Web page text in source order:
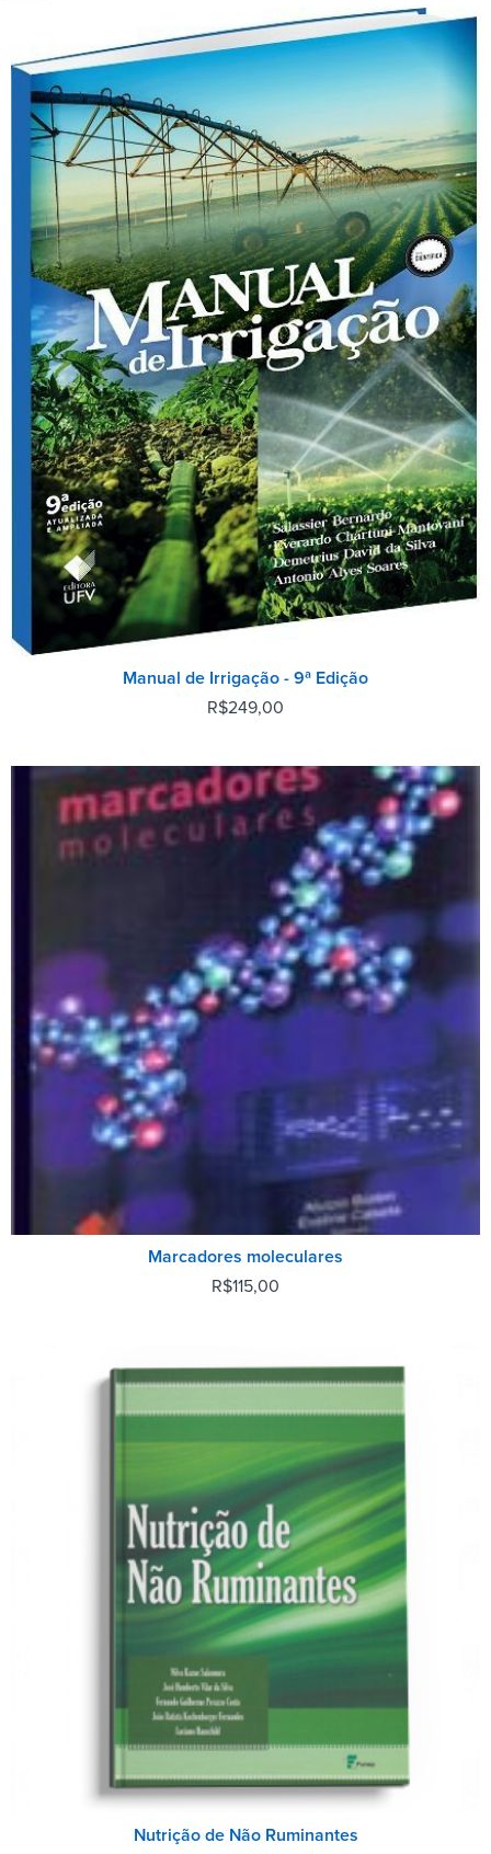
Manual de Irrigação - 9ª Edição
R$249,00
Marcadores moleculares
R$115,00
Nutrição de Não Ruminantes